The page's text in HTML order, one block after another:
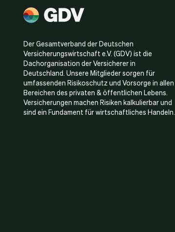
Der Gesamtverband der Deutschen
Versicherungswirtschaft e.V. (GDV) ist die
Dachorganisation der Versicherer in
Deutschland. Unsere Mitglieder sorgen für
umfassenden Risikoschutz und Vorsorge in allen
Bereichen des privaten & öffentlichen Lebens.
Versicherungen machen Risiken kalkulierbar und
sind ein Fundament für wirtschaftliches Handeln.